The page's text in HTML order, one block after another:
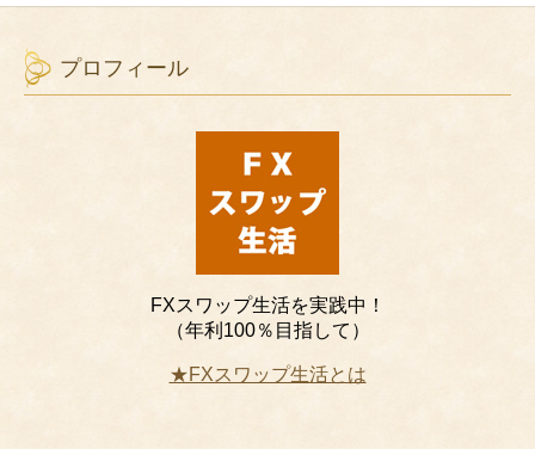
プロフィール
FXスワップ生活を実践中！
（年利100％目指して）
★FXスワップ生活とは